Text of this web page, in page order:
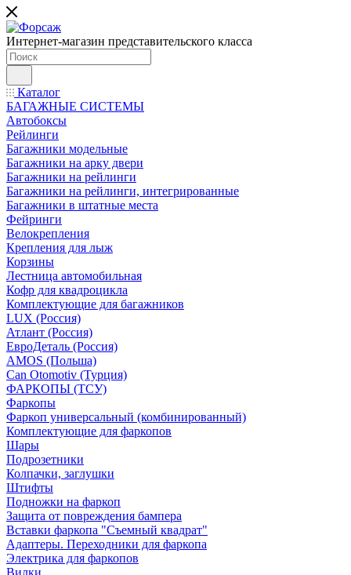
Интернет-магазин представительского класса
Каталог
БАГАЖНЫЕ СИСТЕМЫ
Автобоксы
Рейлинги
Багажники модельные
Багажники на арку двери
Багажники на рейлинги
Багажники на рейлинги, интегрированные
Багажники в штатные места
Фейринги
Велокрепления
Крепления для лыж
Корзины
Лестница автомобильная
Кофр для квадроцикла
Комплектующие для багажников
LUX (Россия)
Атлант (Россия)
ЕвроДеталь (Россия)
AMOS (Польша)
Can Otomotiv (Турция)
ФАРКОПЫ (ТСУ)
Фаркопы
Фаркоп универсальный (комбинированный)
Комплектующие для фаркопов
Шары
Подрозетники
Колпачки, заглушки
Штифты
Подножки на фаркоп
Защита от повреждения бампера
Вставки фаркопа "Съемный квадрат"
Адаптеры. Переходники для фаркопа
Электрика для фаркопов
Вилки